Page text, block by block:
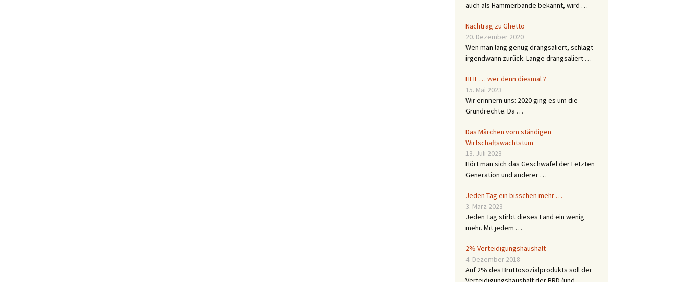
auch als Hammerbande bekannt, wird …
Nachtrag zu Ghetto
20. Dezember 2020
Wen man lang genug drangsaliert, schlägt
irgendwann zurück. Lange drangsaliert …
HEIL … wer denn diesmal ?
15. Mai 2023
Wir erinnern uns: 2020 ging es um die
Grundrechte. Da …
Das Märchen vom ständigen
Wirtschaftswachtstum
13. Juli 2023
Hört man sich das Geschwafel der Letzten
Generation und anderer …
Jeden Tag ein bisschen mehr …
3. März 2023
Jeden Tag stirbt dieses Land ein wenig
mehr. Mit jedem …
2% Verteidigungshaushalt
4. Dezember 2018
Auf 2% des Bruttosozialprodukts soll der